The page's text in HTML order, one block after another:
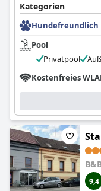
Kategorien
Hundefreundlich
Pool
Privatpool
Kostenfreies
9,4